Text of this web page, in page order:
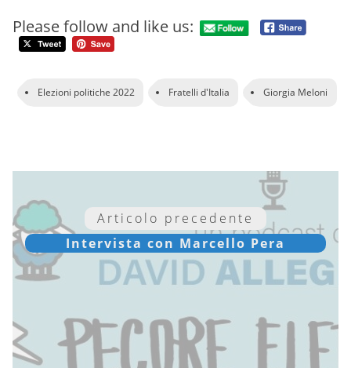
Please follow and like us:
Elezioni politiche 2022 Fratelli d'Italia Giorgia Meloni
Articolo precedente
Intervista con Marcello Pera